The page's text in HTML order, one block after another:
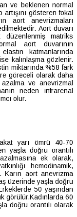
ve beklenen normal
gösteren fokal
aort anevrizmaları
Aort duvarı
matriks
aort duvarının
katmanlarında
kalınlaşma gözlenir.
miktarında %58 fark
göreceli olarak daha
ve anevrizmal
neden infrarenal
olur.
yarı ömrü 40-70
yaşla doğru orantılı
ek olarak,
hemodinamik,
Karın aort anevrizma
üzerinde yaşla doğru
50 yaşından
görülür.Kadınlarda 60
doğru orantılı olarak